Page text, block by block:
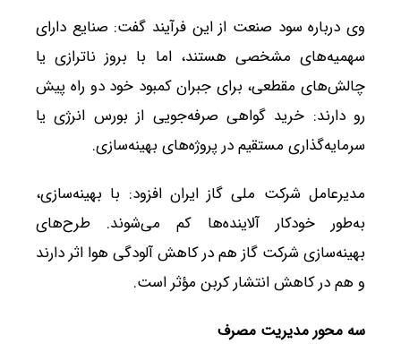
وی درباره سود صنعت از این فرآیند گفت: صنایع دارای
سهمیه‌های مشخصی هستند، اما با بروز ناترازی یا
چالش‌های مقطعی، برای جبران کمبود خود دو راه پیش
رو دارند: خرید گواهی صرفه‌جویی از بورس انرژی یا
سرمایه‌گذاری مستقیم در پروژه‌های بهینه‌سازی.
مدیرعامل شرکت ملی گاز ایران افزود: با بهینه‌سازی،
به‌طور خودکار آلاینده‌ها کم می‌شوند. طرح‌های
بهینه‌سازی شرکت گاز هم در کاهش آلودگی هوا اثر دارند
و هم در کاهش انتشار کربن مؤثر است.
سه محور مدیریت مصرف